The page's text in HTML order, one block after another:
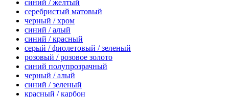
синий / желтый
серебристый матовый
черный / хром
синий / алый
синий / красный
серый / фиолетовый / зеленый
розовый / розовое золото
синий полупрозрачный
черный / алый
синий / зеленый
красный / карбон